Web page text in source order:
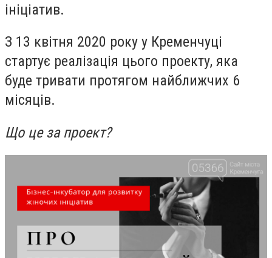
ініціатив.
З 13 квітня 2020 року у Кременчуці
стартує реалізація цього проекту, яка
буде тривати протягом найближчих 6
місяців.
Що це за проект?